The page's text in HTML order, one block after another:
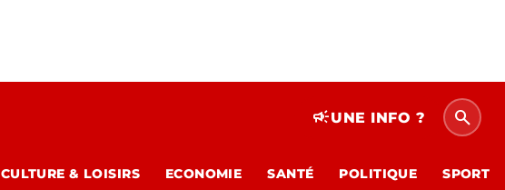
campaignUNE INFO ? search
CULTURE & LOISIRS ECONOMIE SANTÉ POLITIQUE SPORT